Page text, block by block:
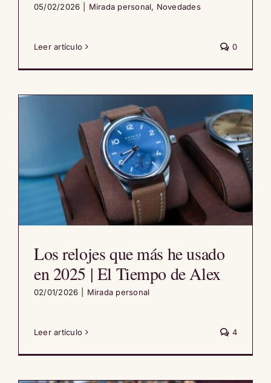
05/02/2026 Mirada personal, Novedades
Leer artículo 0
Los relojes que más he usado
en 2025 | El Tiempo de Alex
02/01/2026 Mirada personal
Leer artículo 4